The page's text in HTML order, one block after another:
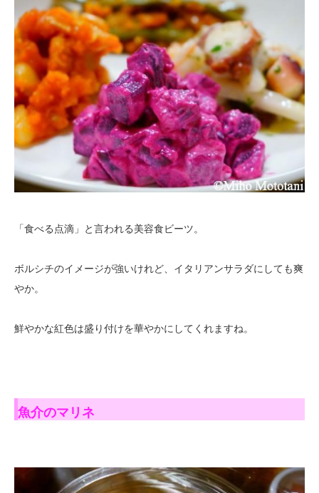
「食べる点滴」と言われる美容食ビーツ。
ボルシチのイメージが強いけれど、イタリアンサラダにしても爽
やか。
鮮やかな紅色は盛り付けを華やかにしてくれますね。
魚介のマリネ